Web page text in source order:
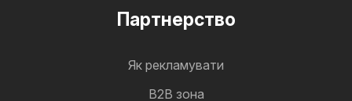
Партнерство
Як рекламувати
B2B зона